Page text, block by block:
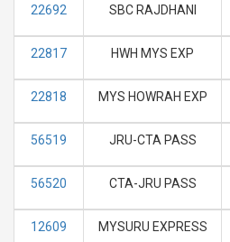
22692 SBC RAJDHANI
22817 HWH MYS EXP
22818 MYS HOWRAH EXP
56519 JRU-CTA PASS
56520 CTA-JRU PASS
12609 MYSURU EXPRESS